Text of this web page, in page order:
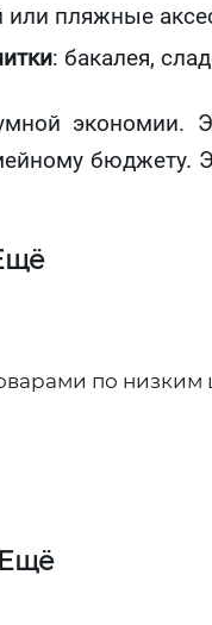
или пляжные
: бакалея,
экономии.
по